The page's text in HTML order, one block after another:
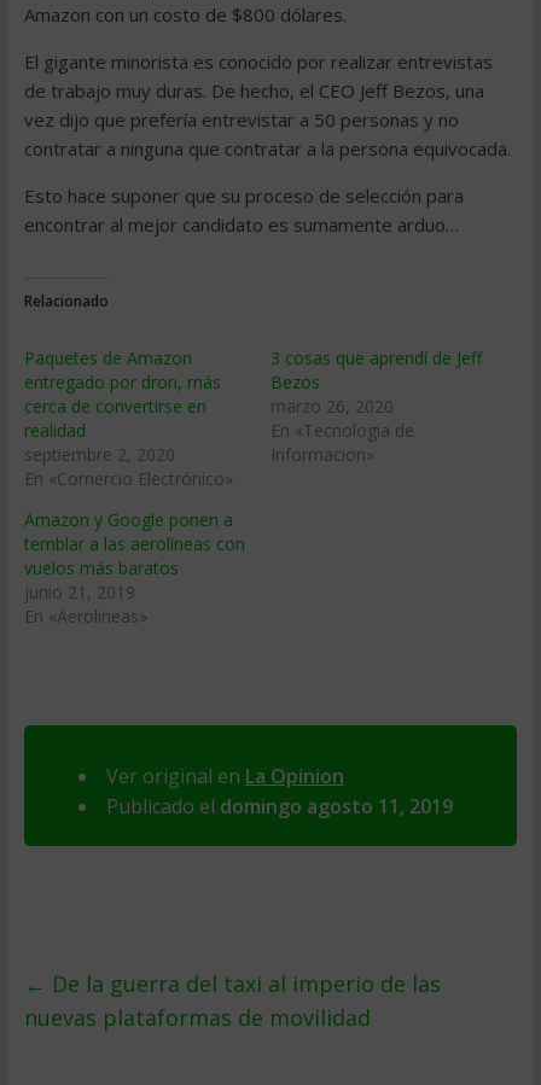
Amazon con un costo de $800 dólares.
El gigante minorista es conocido por realizar entrevistas
de trabajo muy duras. De hecho, el CEO Jeff Bezos, una
vez dijo que prefería entrevistar a 50 personas y no
contratar a ninguna que contratar a la persona equivocada.
Esto hace suponer que su proceso de selección para
encontrar al mejor candidato es sumamente arduo…
Relacionado
Paquetes de Amazon
entregado por dron, más
cerca de convertirse en
realidad
septiembre 2, 2020
En «Comercio Electrónico»
3 cosas que aprendí de Jeff
Bezos
marzo 26, 2020
En «Tecnologia de
Informacion»
Amazon y Google ponen a
temblar a las aerolíneas con
vuelos más baratos
junio 21, 2019
En «Aerolineas»
Ver original en La Opinion
Publicado el domingo agosto 11, 2019
← De la guerra del taxi al imperio de las
nuevas plataformas de movilidad